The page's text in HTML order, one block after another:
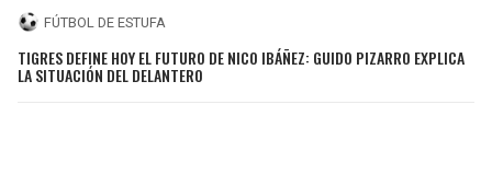
FÚTBOL DE ESTUFA
TIGRES DEFINE HOY EL FUTURO DE NICO IBÁÑEZ: GUIDO PIZARRO EXPLICA
LA SITUACIÓN DEL DELANTERO